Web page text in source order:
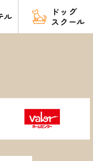
ル
ドッグ
スクール